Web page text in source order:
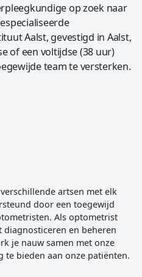
op zoek naar
Aalst, gevestigd in Aalst,
of een voltijdse (38 uur)
team te versterken.
artsen met elk
door een toegewijd
Als optometrist
diagnosticeren en beheren
je nauw samen met onze
te bieden aan onze patiënten.